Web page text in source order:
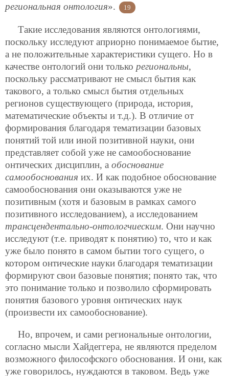
региональная онтология». 19
Такие исследования являются онтологиями,
поскольку исследуют априорно понимаемое бытие,
а не положительные характеристики сущего. Но в
качестве онтологий они только региональны,
поскольку рассматривают не смысл бытия как
такового, а только смысл бытия отдельных
регионов существующего (природа, история,
математические объекты и т.д.). В отличие от
формирования благодаря тематизации базовых
понятий той или иной позитивной науки, они
представляет собой уже не самообоснование
онтических дисциплин, а обоснование
самообоснования их. И как подобное обоснование
самообоснования они оказываются уже не
позитивным (хотя и базовым в рамках самого
позитивного исследованием), а исследованием
трансцендентально-онтологчиеским. Они научно
исследуют (т.е. приводят к понятию) то, что и как
уже было понято в самом бытии того сущего, о
котором онтические науки благодаря тематизации
формируют свои базовые понятия; понято так, что
это понимание только и позволило сформировать
понятия базового уровня онтических наук
(произвести их самообоснование).
Но, впрочем, и сами региональные онтологии,
согласно мысли Хайдеггера, не являются пределом
возможного философского обоснования. И они, как
уже говорилось, нуждаются в таковом. Ведь уже